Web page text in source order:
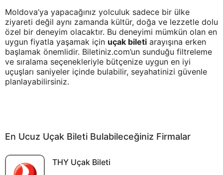
Moldova’ya yapacağınız yolculuk sadece bir ülke
ziyareti değil aynı zamanda kültür, doğa ve lezzetle dolu
özel bir deneyim olacaktır. Bu deneyimi mümkün olan en
uygun fiyatla yaşamak için uçak bileti arayışına erken
başlamak önemlidir. Biletiniz.com’un sunduğu filtreleme
ve sıralama seçenekleriyle bütçenize uygun en iyi
uçuşları saniyeler içinde bulabilir, seyahatinizi güvenle
planlayabilirsiniz.
En Ucuz Uçak Bileti Bulabileceğiniz Firmalar
THY Uçak Bileti